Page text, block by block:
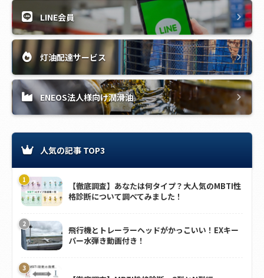
LINE会員
灯油配達サービス
ENEOS法人様向け潤滑油
人気の記事 TOP3
【徹底調査】あなたは何タイプ？大人気のMBTI性
格診断について調べてみました！
飛行機とトレーラーヘッドがかっこいい！EXキー
パー水弾き動画付き！